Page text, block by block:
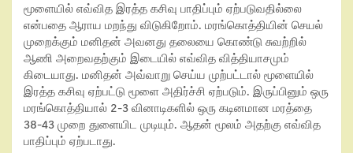
மூளையில் எவ்வித இரத்த கசிவு பாதிப்பும் ஏற்படுவதில்லை
என்பதை ஆராய மறந்து விடுகிறோம். மரங்கொத்தியின் செயல்
முறைக்கும் மனிதன் அவனது தலையை கொண்டு சுவற்றில்
ஆணி அறைவதற்கும் இடையில் எவ்வித வித்தியாசமும்
கிடையாது. மனிதன் அவ்வாறு செய்ய முற்பட்டால் மூளையில்
இரத்த கசிவு ஏற்பட்டு மூளை அதிர்ச்சி ஏற்படும். இருப்பினும் ஒரு
மரங்கொத்தியால் 2-3 வினாடிகளில் ஒரு கடினமான மரத்தை
38-43 முறை துளையிட முடியும். ஆதன் மூலம் அதற்கு எவ்வித
பாதிப்பும் ஏற்படாது.